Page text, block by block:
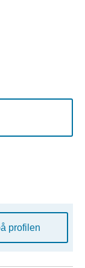
profilen